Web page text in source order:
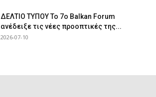
ΔΕΛΤΙΟ ΤΥΠΟΥ Το 7ο Balkan Forum
ανέδειξε τις νέες προοπτικές της...
2026-07-10